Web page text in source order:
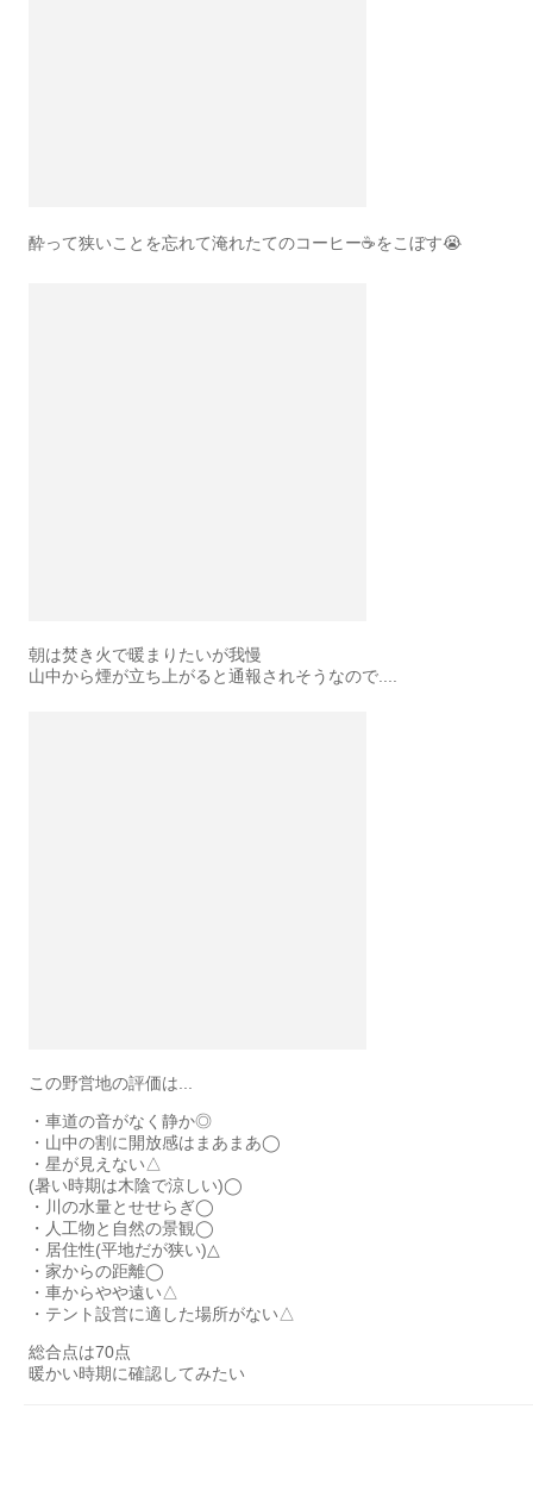
酔って狭いことを忘れて淹れたてのコーヒー☕️をこぼす😭
朝は焚き火で暖まりたいが我慢
山中から煙が立ち上がると通報されそうなので....
この野営地の評価は...
・車道の音がなく静か◎
・山中の割に開放感はまあまあ◯
・星が見えない△
(暑い時期は木陰で涼しい)◯
・川の水量とせせらぎ◯
・人工物と自然の景観◯
・居住性(平地だが狭い)△
・家からの距離◯
・車からやや遠い△
・テント設営に適した場所がない△
総合点は70点
暖かい時期に確認してみたい